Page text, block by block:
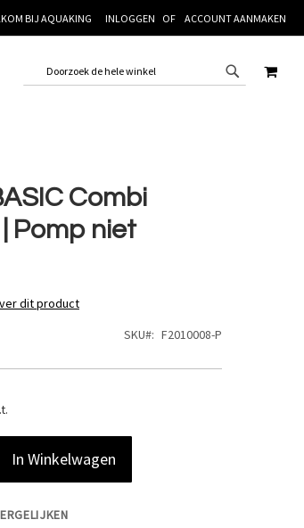
BIJ AQUAKING INLOGGEN ACCOUNT AANMAKEN
Combi
Pomp niet
dit product
SKU F2010008-P
In Winkelwagen